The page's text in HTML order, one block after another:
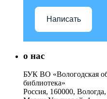
Написать
о нас
БУК ВО «Вологодская
библиотека»
Россия, 160000, Вологда,